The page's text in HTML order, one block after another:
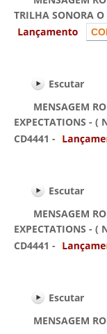
TRILHA SONORA
Escutar
MENSAGEM
EXPECTATIONS - (
CD4441 -
Escutar
MENSAGEM
EXPECTATIONS - (
CD4441 -
Escutar
MENSAGEM